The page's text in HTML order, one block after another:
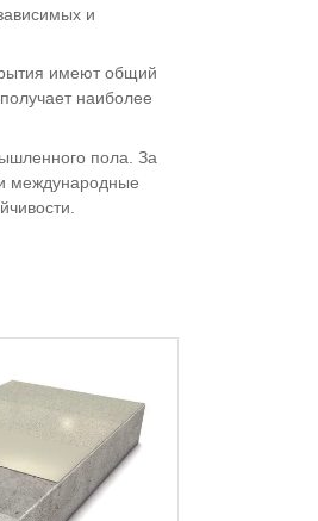
и
имеют общий
наиболее
пола. За
международные